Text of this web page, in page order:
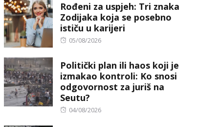
Rođeni za uspjeh: Tri znaka
Zodijaka koja se posebno
ističu u karijeri
Posted
05/08/2026
Politički plan ili haos koji je
izmakao kontroli: Ko snosi
odgovornost za juriš na
Seutu?
Posted
04/08/2026